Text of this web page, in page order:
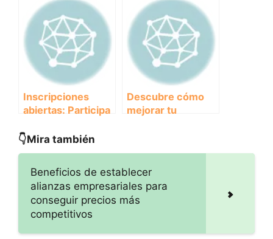
clubes y
asociaciones
próximos
eventos de clubes
y asociaciones en
el mundo animal!
Inscripciones
abiertas: Participa
clubes y
Descubre cómo
mejorar tu
👇Mira también
Beneficios de establecer
alianzas empresariales para
conseguir precios más
competitivos